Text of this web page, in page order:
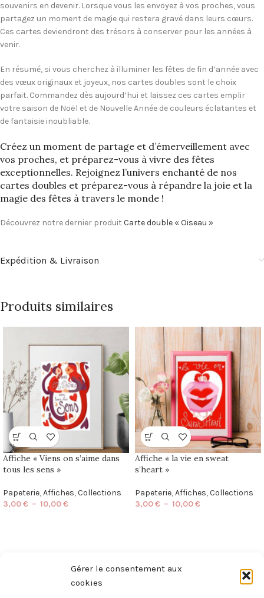
Gérer le consentement aux
cookies
souvenirs en devenir. Lorsque vous les envoyez à vos proches, vous
partagez un moment de magie qui restera gravé dans leurs cœurs.
Ces cartes deviendront des trésors à conserver pour les années à
venir.
En résumé, si vous cherchez à illuminer les fêtes de fin d’année avec
des vœux originaux et joyeux, nos cartes doubles sont le choix
parfait. Commandez dès aujourd’hui et laissez ces cartes emplir
votre saison de Noël et de Nouvelle Année de couleurs éclatantes et
de fantaisie inoubliable.
Créez un moment de partage et d’émerveillement avec
vos proches, et préparez-vous à vivre des fêtes
exceptionnelles. Rejoignez l’univers enchanté de nos
cartes doubles et préparez-vous à répandre la joie et la
magie des fêtes à travers le monde !
Découvrez notre dernier produit Carte double « Oiseau »
Expédition & Livraison
Produits similaires
Affiche « Viens on s’aime dans
tous les sens »
Papeterie,Affiches,Collections
3,00€ – 10,00€
Affiche « la vie en sweat
s’heart »
Papeterie,Affiches,Collections
3,00€ – 10,00€